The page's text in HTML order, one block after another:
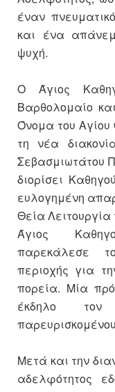
έναν
και ένα
ψυχή.
Ο Άγιος
Βαρθολομαίο
Όνομα του
τη νέα
Σεβασμιωτάτου
διορίσει
ευλογημένη
Θεία
Άγιος
παρεκάλεσε
περιοχής για
πορεία. Μία
έκδηλο
Μετά και την
αδελφότητος